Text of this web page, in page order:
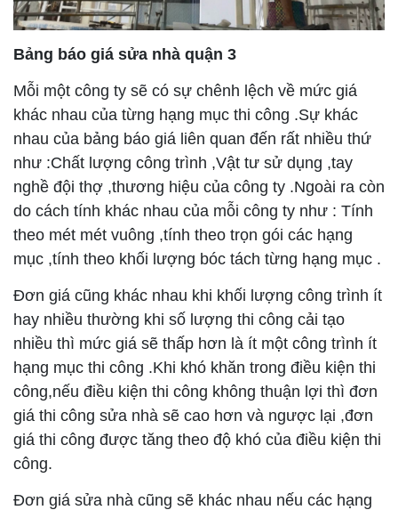
Bảng báo giá sửa nhà quận 3
Mỗi một công ty sẽ có sự chênh lệch về mức giá
khác nhau của từng hạng mục thi công .Sự khác
nhau của bảng báo giá liên quan đến rất nhiều thứ
như :Chất lượng công trình ,Vật tư sử dụng ,tay
nghề đội thợ ,thương hiệu của công ty .Ngoài ra còn
do cách tính khác nhau của mỗi công ty như : Tính
theo mét mét vuông ,tính theo trọn gói các hạng
mục ,tính theo khối lượng bóc tách từng hạng mục .
Đơn giá cũng khác nhau khi khối lượng công trình ít
hay nhiều thường khi số lượng thi công cải tạo
nhiều thì mức giá sẽ thấp hơn là ít một công trình ít
hạng mục thi công .Khi khó khăn trong điều kiện thi
công,nếu điều kiện thi công không thuận lợi thì đơn
giá thi công sửa nhà sẽ cao hơn và ngược lại ,đơn
giá thi công được tăng theo độ khó của điều kiện thi
công.
Đơn giá sửa nhà cũng sẽ khác nhau nếu các hạng